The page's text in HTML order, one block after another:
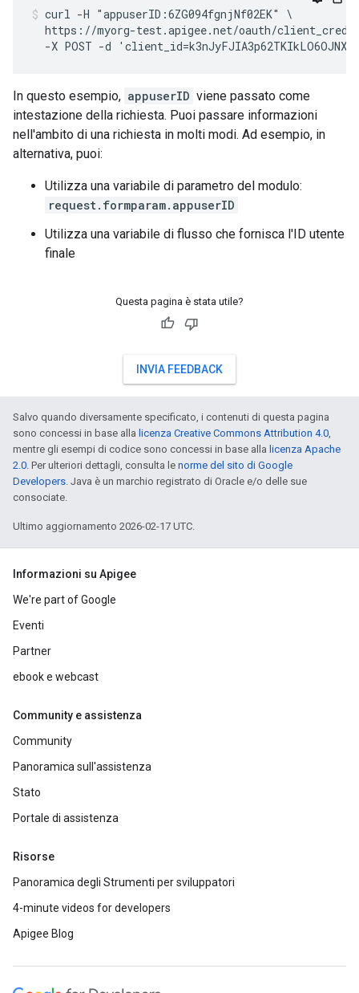
curl -H "appuserID:6ZG094fgnjNf02EK" \
https://myorg-test.apigee.net/oauth/
-X POST -d
In questo esempio, appuserID viene passato come
intestazione della richiesta. Puoi passare informazioni
nell'ambito di una richiesta in molti modi. Ad esempio, in
alternativa, puoi:
Utilizza una variabile di parametro del modulo:
request.formparam.appuserID
Utilizza una variabile di flusso che fornisca l'ID utente
finale
Questa pagina è stata utile?
INVIA FEEDBACK
Salvo quando diversamente specificato, i contenuti di questa pagina
sono concessi in base alla licenza Creative Commons Attribution 4.0,
mentre gli esempi di codice sono concessi in base alla licenza Apache
2.0. Per ulteriori dettagli, consulta le norme del sito di Google
Developers. Java è un marchio registrato di Oracle e/o delle sue
consociate.
Ultimo aggiornamento 2026-02-17 UTC.
Informazioni su Apigee
We're part of Google
Eventi
Partner
ebook e webcast
Community e assistenza
Community
Panoramica sull'assistenza
Stato
Portale di assistenza
Risorse
Panoramica degli Strumenti per sviluppatori
4-minute videos for developers
Apigee Blog